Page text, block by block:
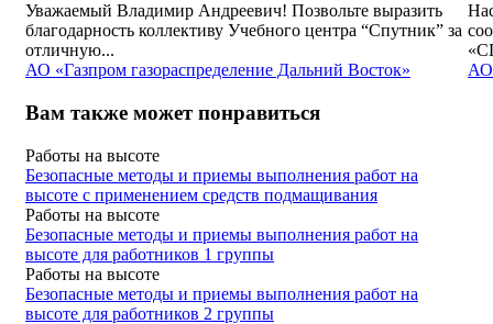
Уважаемый Владимир Андреевич! Позвольте выразить
благодарность коллективу Учебного центра “Спутник” за
отличную...
АО «Газпром газораспределение Дальний Восток»
АО
Вам также может понравиться
Работы на высоте
Безопасные методы и приемы выполнения работ на
высоте с применением средств подмащивания
Работы на высоте
Безопасные методы и приемы выполнения работ на
высоте для работников 1 группы
Работы на высоте
Безопасные методы и приемы выполнения работ на
высоте для работников 2 группы